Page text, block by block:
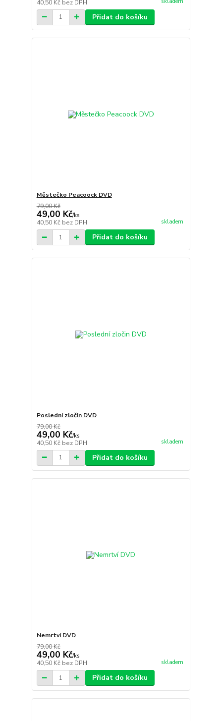
40,50 Kč bez DPH
Přidat do košíku
Městečko Peacoock DVD
79,00 Kč
49,00 Kč/ks
40,50 Kč bez DPH skladem
Přidat do košíku
Poslední zločin DVD
79,00 Kč
49,00 Kč/ks
40,50 Kč bez DPH skladem
Přidat do košíku
Nemrtví DVD
79,00 Kč
49,00 Kč/ks
40,50 Kč bez DPH skladem
Přidat do košíku